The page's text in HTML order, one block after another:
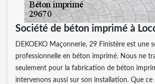
Société de béton imprimé à
DEKOEKO Maçonnerie, 29 Finistère est une
professionnelle en béton imprimé. Nous ne
seulement pour la fabrication de béton
intervenons aussi sur son installation. Que ce